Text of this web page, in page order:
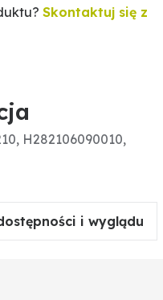
Skontaktuj się z
H282106090010,
i wyglądu